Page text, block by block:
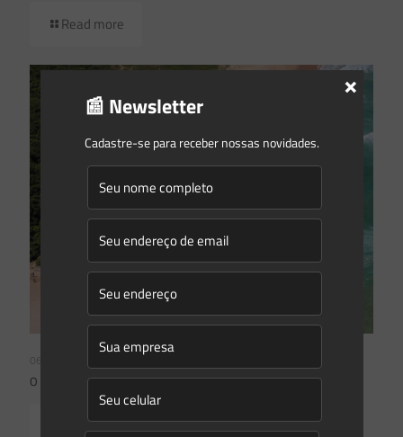
Read more
O que está valendo para APP de restinga
Read more
📰 Newsletter
Cadastre-se para receber nossas novidades.
×